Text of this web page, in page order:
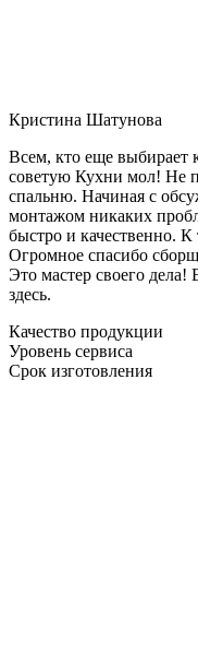
Кристина Шатунова
Всем, кто еще выбирает
советую Кухни мол! Не
спальню. Начиная с
монтажом никаких
быстро и качественно.
Огромное спасибо
Это мастер своего дела!
здесь.
Качество продукции
Уровень сервиса
Срок изготовления